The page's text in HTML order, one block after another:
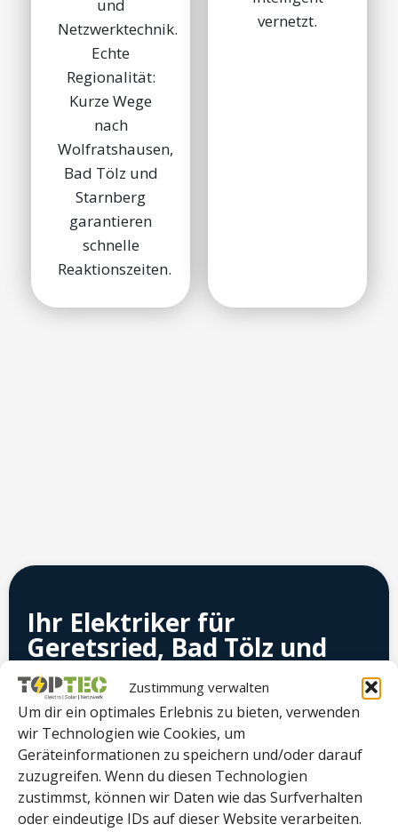
Zustimmung verwalten
Um dir ein optimales Erlebnis zu bieten, verwenden
wir Technologien wie Cookies, um
Geräteinformationen zu speichern und/oder darauf
zuzugreifen. Wenn du diesen Technologien
zustimmst, können wir Daten wie das Surfverhalten
oder eindeutige IDs auf dieser Website verarbeiten.
und
Netzwerktechnik.
Echte
Regionalität:
Kurze Wege
nach
Wolfratshausen,
Bad Tölz und
Starnberg
garantieren
schnelle
Reaktionszeiten.
vernetzt.
Ihr Elektriker für
Geretsried, Bad Tölz und
das Umland
Meisterqualität:Als eingetragener
Meisterbetrieb garantieren wir höchste
Ausführungsqualität.
Zukunftssicher:Wir kombinieren klassisches
Handwerk mit moderner IT- und